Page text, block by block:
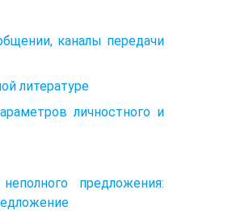
каналы передачи
литературе
личностного и
предложе­ния: